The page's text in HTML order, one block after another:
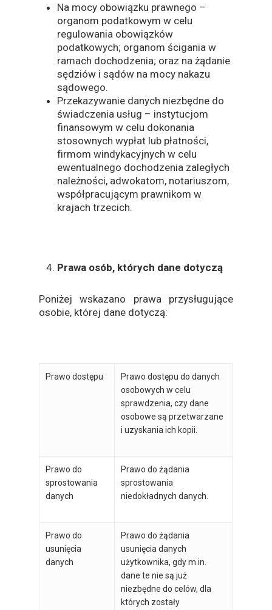
Na mocy obowiązku prawnego –
organom podatkowym w celu
regulowania obowiązków
podatkowych; organom ścigania w
ramach dochodzenia; oraz na żądanie
sędziów i sądów na mocy nakazu
sądowego.
Przekazywanie danych niezbędne do
świadczenia usług – instytucjom
finansowym w celu dokonania
stosownych wypłat lub płatności,
firmom windykacyjnych w celu
ewentualnego dochodzenia zaległych
należności, adwokatom, notariuszom,
współpracującym prawnikom w
krajach trzecich.
Prawa osób, których dane dotyczą
Poniżej wskazano prawa przysługujące
osobie, której dane dotyczą:
Prawo dostępu
Prawo dostępu do danych
osobowych w celu
sprawdzenia, czy dane
osobowe są przetwarzane
i uzyskania ich kopii.
Prawo do
sprostowania
danych
Prawo do żądania
sprostowania
niedokładnych danych.
Prawo do
usunięcia
danych
Prawo do żądania
usunięcia danych
użytkownika, gdy m.in.
dane te nie są już
niezbędne do celów, dla
których zostały